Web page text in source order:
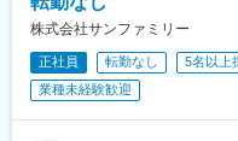
県)、一ツ木駅、尾張一
宮駅、貿易センター駅
スパーク駅、和歌山市
株式会社サンファミリー
正社員 転勤なし 5名以上
業種未経験歓迎